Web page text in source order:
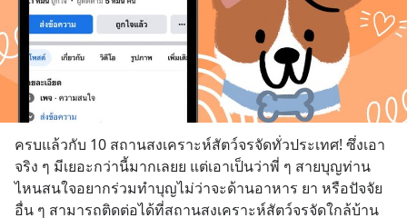
ครบแล้วกับ 10 สถานสงเคราะห์สัตว์จรจัดทั่วประเทศ! ซึ่งเอา
จริง ๆ มีเยอะกว่านี้มากเลยย แต่เอาเป็นว่าพี่ ๆ สายบุญท่าน
ไหนสนใจอยากร่วมทำบุญไม่ว่าจะด้านอาหาร ยา หรือปัจจัย
อื่น ๆ สามารถติดต่อได้ที่สถานสงเคราะห์สัตว์จรจัดใกล้บ้าน